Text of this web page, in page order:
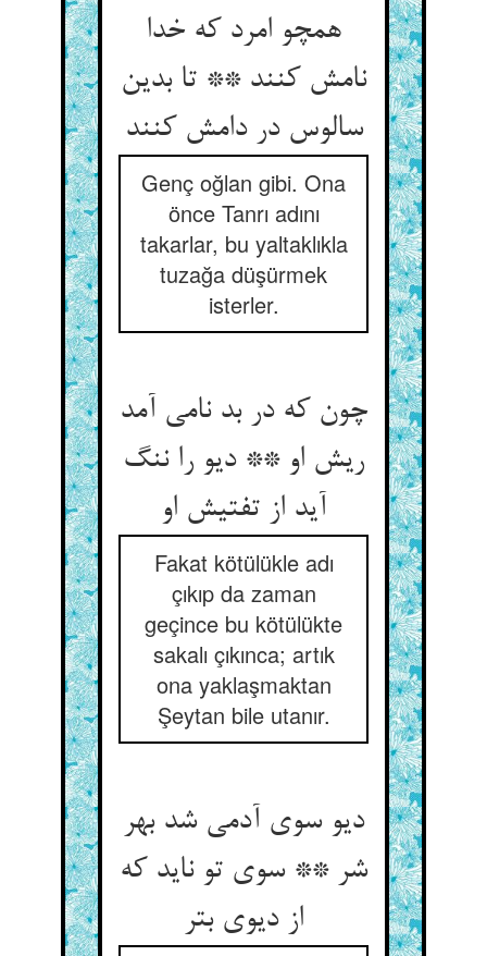
همچو امرد که خدا
نامش کنند ** تا بدین
سالوس در دامش کنند
Genç oğlan gibi. Ona
önce Tanrı adını
takarlar, bu yaltaklıkla
tuzağa düşürmek
isterler.
چون که در بد نامی آمد
ریش او ** دیو را ننگ
آید از تفتیش او
Fakat kötülükle adı
çıkıp da zaman
geçince bu kötülükte
sakalı çıkınca; artık
ona yaklaşmaktan
Şeytan bile utanır.
دیو سوی آدمی شد بهر
شر ** سوی تو ناید که
از دیوی بتر